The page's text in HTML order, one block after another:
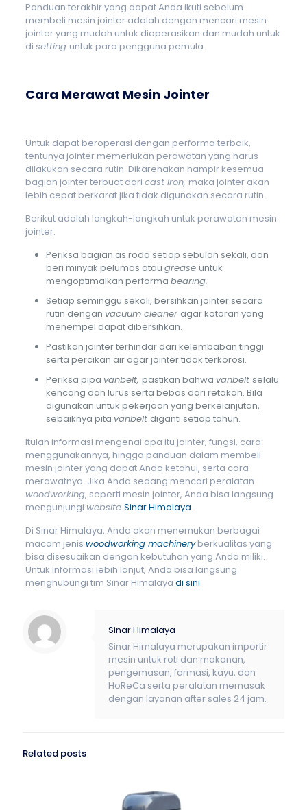
Panduan terakhir yang dapat Anda ikuti sebelum
membeli mesin jointer adalah dengan mencari mesin
jointer yang mudah untuk dioperasikan dan mudah untuk
di setting untuk para pengguna pemula.
Cara Merawat Mesin Jointer
Untuk dapat beroperasi dengan performa terbaik,
tentunya jointer memerlukan perawatan yang harus
dilakukan secara rutin. Dikarenakan hampir kesemua
bagian jointer terbuat dari cast iron, maka jointer akan
lebih cepat berkarat jika tidak digunakan secara rutin.
Berikut adalah langkah-langkah untuk perawatan mesin
jointer:
Periksa bagian as roda setiap sebulan sekali, dan
beri minyak pelumas atau grease untuk
mengoptimalkan performa bearing.
Setiap seminggu sekali, bersihkan jointer secara
rutin dengan vacuum cleaner agar kotoran yang
menempel dapat dibersihkan.
Pastikan jointer terhindar dari kelembaban tinggi
serta percikan air agar jointer tidak terkorosi.
Periksa pipa vanbelt, pastikan bahwa vanbelt selalu
kencang dan lurus serta bebas dari retakan. Bila
digunakan untuk pekerjaan yang berkelanjutan,
sebaiknya pita vanbelt diganti setiap tahun.
Itulah informasi mengenai apa itu jointer, fungsi, cara
menggunakannya, hingga panduan dalam membeli
mesin jointer yang dapat Anda ketahui, serta cara
merawatnya. Jika Anda sedang mencari peralatan
woodworking, seperti mesin jointer, Anda bisa langsung
mengunjungi website Sinar Himalaya.
Di Sinar Himalaya, Anda akan menemukan berbagai
macam jenis woodworking machineryberkualitas yang
bisa disesuaikan dengan kebutuhan yang Anda miliki.
Untuk informasi lebih lanjut, Anda bisa langsung
menghubungi tim Sinar Himalaya di sini.
Sinar Himalaya
Sinar Himalaya merupakan importir
mesin untuk roti dan makanan,
pengemasan, farmasi, kayu, dan
HoReCa serta peralatan memasak
dengan layanan after sales 24 jam.
Related posts